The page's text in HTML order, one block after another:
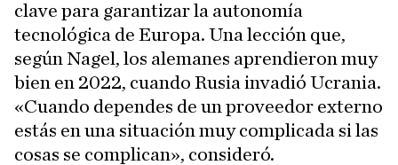
clave para garantizar la autonomía
tecnológica de Europa. Una lección que,
según Nagel, los alemanes aprendieron muy
bien en 2022, cuando Rusia invadió Ucrania.
«Cuando dependes de un proveedor externo
estás en una situación muy complicada si las
cosas se complican», consideró.